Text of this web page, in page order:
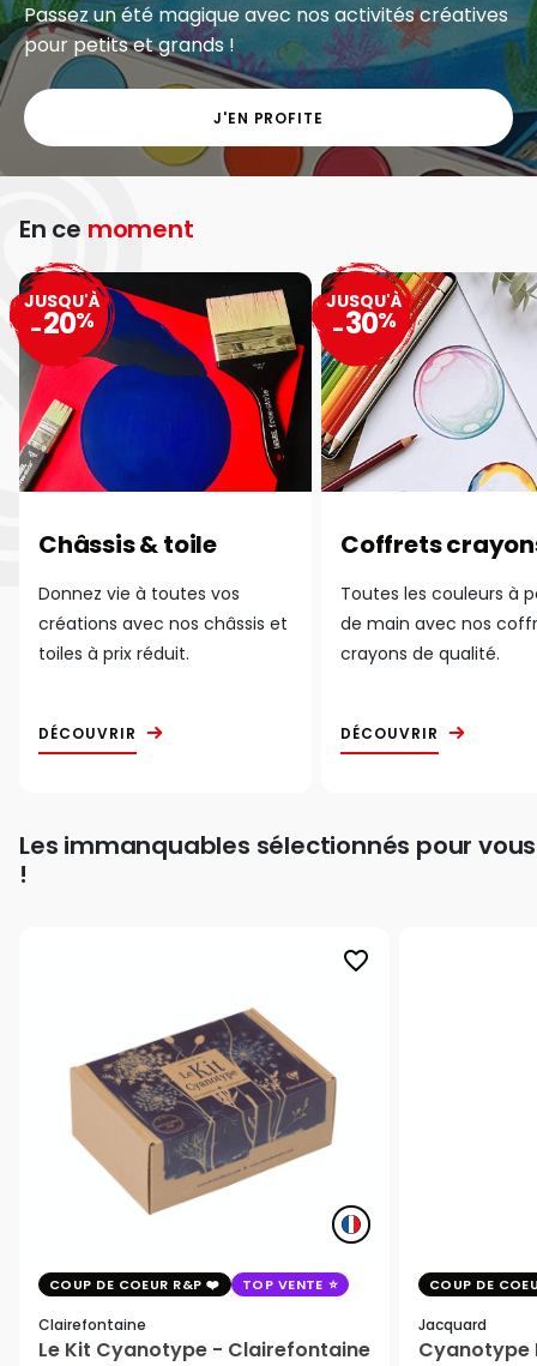
Passez un été magique avec nos activités créatives
pour petits et grands !
J'EN PROFITE
En ce moment
Châssis & toile
Donnez vie à toutes vos
créations avec nos châssis et
toiles à prix réduit.
DÉCOUVRIR
JUSQU'À
-20%
Coffrets
Toutes les couleurs à
de main avec nos
crayons de qualité.
DÉCOUVRIR
JUSQU'À
-30%
Les immanquables sélectionnés pour vous
!
favorite_border
COUP DE COEUR R&P TOP VENTE
Clairefontaine
Le Kit Cyanotype - Clairefontaine
COUP DE
Jacquard
Cyanotype